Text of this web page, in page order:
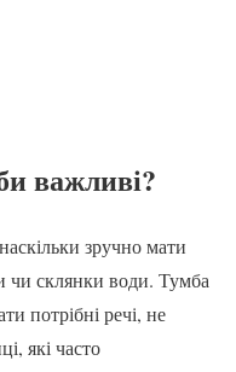
важливі?
зручно мати
чи склянки води. Тумба
потрібні речі, не
які часто